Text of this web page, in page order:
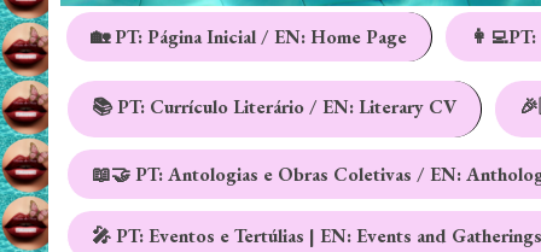
🏡 PT: Página Inicial / EN: Home Page
📚 PT: Currículo Literário / EN: Literary CV
📖🤝 PT: Antologias e Obras Coletivas / EN:
🎤 PT: Eventos e Tertúlias | EN: Events and Gatherings